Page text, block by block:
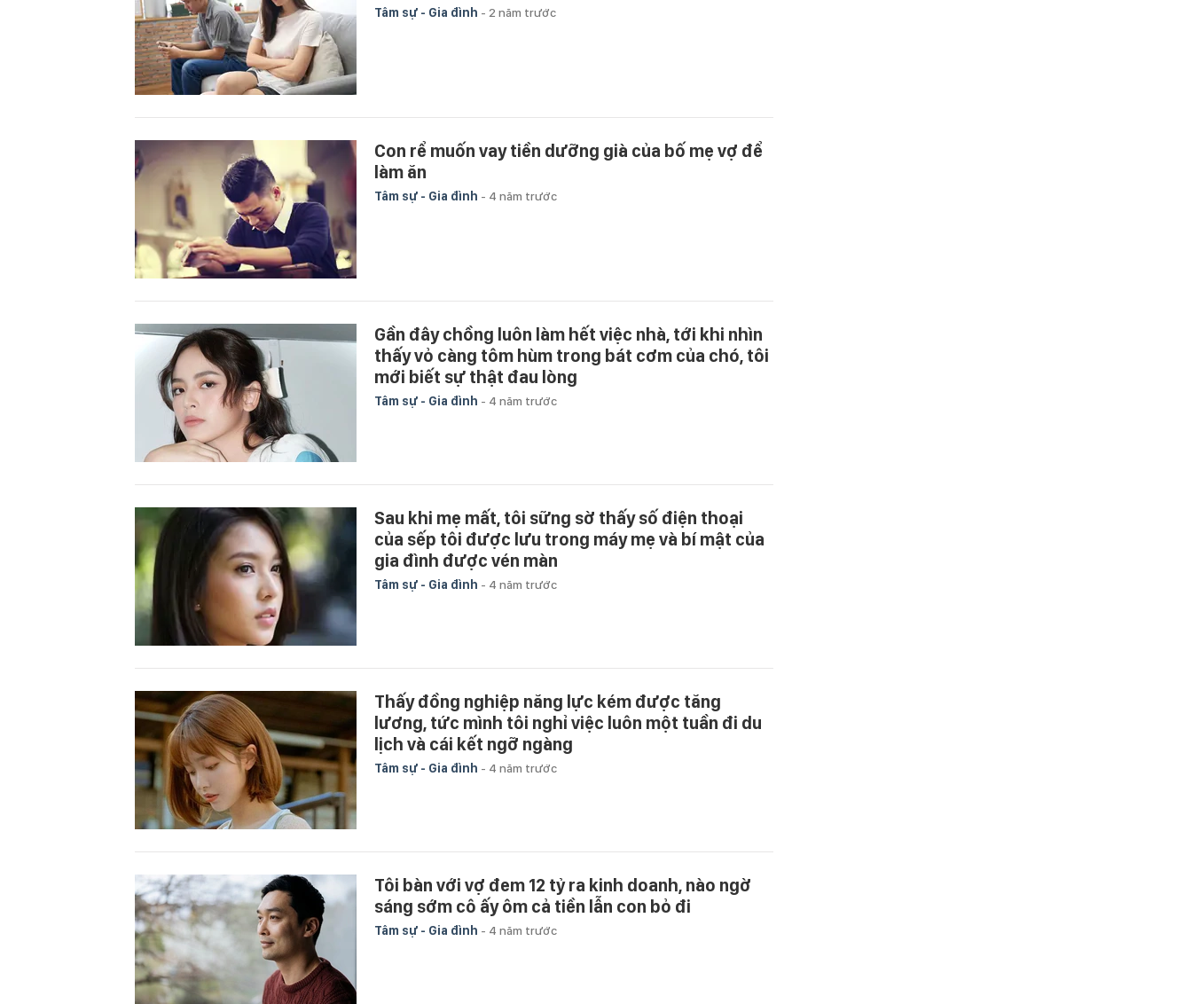
Tâm sự - Gia đình - 2 năm trước
Con rể muốn vay tiền dưỡng già của bố mẹ vợ để
làm ăn
Tâm sự - Gia đình - 4 năm trước
Gần đây chồng luôn làm hết việc nhà, tới khi nhìn
thấy vỏ càng tôm hùm trong bát cơm của chó, tôi
mới biết sự thật đau lòng
Tâm sự - Gia đình - 4 năm trước
Sau khi mẹ mất, tôi sững sờ thấy số điện thoại
của sếp tôi được lưu trong máy mẹ và bí mật của
gia đình được vén màn
Tâm sự - Gia đình - 4 năm trước
Thấy đồng nghiệp năng lực kém được tăng
lương, tức mình tôi nghỉ việc luôn một tuần đi du
lịch và cái kết ngỡ ngàng
Tâm sự - Gia đình - 4 năm trước
Tôi bàn với vợ đem 12 tỷ ra kinh doanh, nào ngờ
sáng sớm cô ấy ôm cả tiền lẫn con bỏ đi
Tâm sự - Gia đình - 4 năm trước